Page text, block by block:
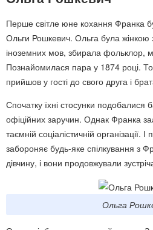
Перше світле юне кохання Франка
Ольги Рошкевич. Ольга була жінкою
іноземних мов, збирала фольклор,
Познайомилася пара у 1874 році.
прийшов у гості до свого друга і
Спочатку їхні стосунки подобалися
офіційних заручин. Однак Франка
таємній соціалістичній організації.
забороняє будь-яке спілкування з
дівчину, і вони продовжували
Ольга